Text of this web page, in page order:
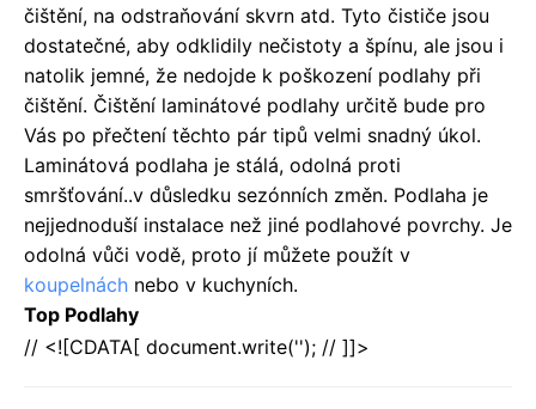
čištění, na odstraňování skvrn atd. Tyto čističe jsou
dostatečné, aby odklidily nečistoty a špínu, ale jsou i
natolik jemné, že nedojde k poškození podlahy při
čištění. Čištění laminátové podlahy určitě bude pro
Vás po přečtení těchto pár tipů velmi snadný úkol.
Laminátová podlaha je stálá, odolná proti
smršťování..v důsledku sezónních změn. Podlaha je
nejjednoduší instalace než jiné podlahové povrchy. Je
odolná vůči vodě, proto jí můžete použít v
koupelnách nebo v kuchyních.
Top Podlahy
// <![CDATA[ document.write(''); // ]]>